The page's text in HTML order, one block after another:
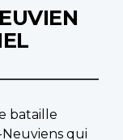
bataille
qui